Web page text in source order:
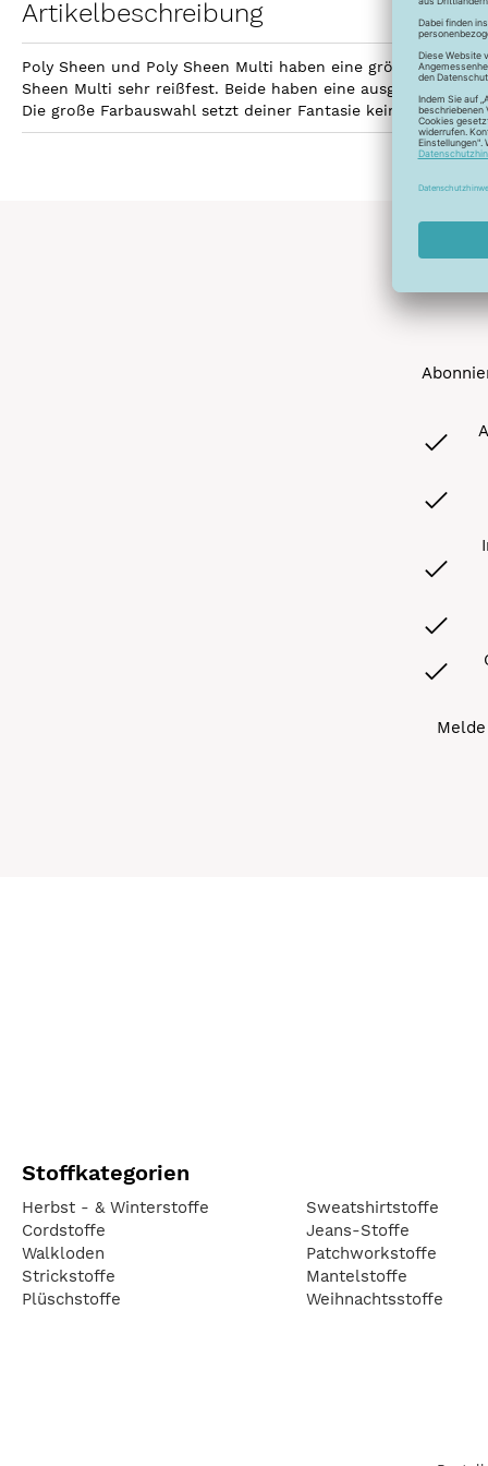
Artikelbeschreibung
Poly Sheen und Poly Sheen Multi haben eine größere
Sheen Multi sehr reißfest. Beide haben eine
Die große Farbauswahl setzt deiner Fantasie keine Grenzen
Stoffkategorien
Herbst - & Winterstoffe
Cordstoffe
Walkloden
Strickstoffe
Plüschstoffe
Sweatshirtstoffe
Jeans-Stoffe
Patchworkstoffe
Mantelstoffe
Weihnachtsstoffe